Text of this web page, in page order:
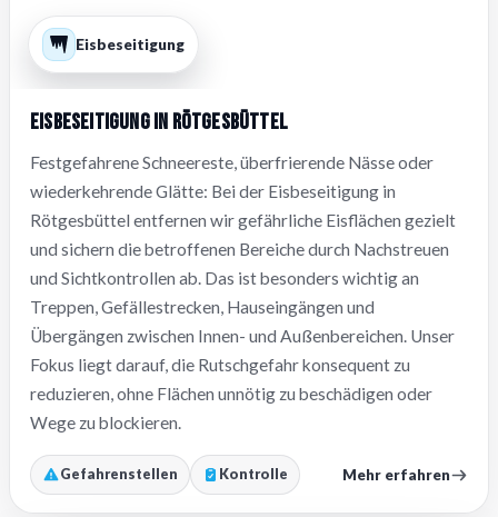
Eisbeseitigung
Eisbeseitigung in Rötgesbüttel
Festgefahrene Schneereste, überfrierende Nässe oder
wiederkehrende Glätte: Bei der Eisbeseitigung in
Rötgesbüttel entfernen wir gefährliche Eisflächen gezielt
und sichern die betroffenen Bereiche durch Nachstreuen
und Sichtkontrollen ab. Das ist besonders wichtig an
Treppen, Gefällestrecken, Hauseingängen und
Übergängen zwischen Innen- und Außenbereichen. Unser
Fokus liegt darauf, die Rutschgefahr konsequent zu
reduzieren, ohne Flächen unnötig zu beschädigen oder
Wege zu blockieren.
Gefahrenstellen Kontrolle Mehr erfahren